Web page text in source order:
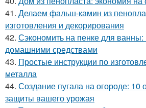
41. Делаем фальш-камин из
изготовления и декорирования
42. Сэкономить на пенке для ванны:
домашними средствами
43. Простые инструкции по
металла
44. Создание пугала на огороде: 10
защиты вашего урожая